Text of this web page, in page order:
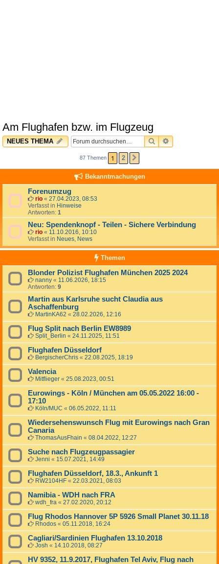
Am Flughafen bzw. im Flugzeug
NEUES THEMA SUCHEERWEITERTE
87 Themen 1 2
Bekanntmachungen
Forenumzug
rio « 27.04.2023, 08:53
Verfasst in Hinweise
Antworten: 1
Neu: Spendenknopf - Teilen - Sichere Verbindung
rio « 11.10.2016, 10:10
Verfasst in Neues, News
Themen
Blonder Polizist Flughafen München 2025 2024
nanny « 11.06.2026, 18:15
Antworten: 9
Martin aus Karlsruhe sucht Claudia aus
Aschaffenburg
MartinKA62 « 28.02.2026, 12:16
Flug Split nach Berlin EW8989
Split_Berlin « 24.11.2025, 11:51
Flughafen Düsseldorf
BergischerChris « 22.08.2025, 18:19
Valencia
Mitflieger « 25.08.2023, 00:51
Eurowings - Köln / München am 05.05.2022 16:00 -
17:10
Köln/MUC « 06.05.2022, 11:11
Wiedersehenswunsch Flug mit Eurowings nach Gran
Canaria
ThomasAusFhain « 08.04.2022, 12:27
Suche nach Flugzeugpassagier
Jenni « 15.07.2021, 14:49
Flughafen Düsseldorf, 18.3., Ankunft 1
RW2104HF « 22.03.2021, 08:03
Namibia - WDH nach FRA
wdh_fra « 27.02.2020, 20:12
Flug Rhodos Hannover 5P 5926 Small Planet 30.11.18
Rhodos « 05.11.2018, 16:24
Cagliari/Sardinien Flughafen 13.10.2018
Josh « 14.10.2018, 08:27
HV 9352, 11.9.2017, Flughafen Tel Aviv, Flug nach